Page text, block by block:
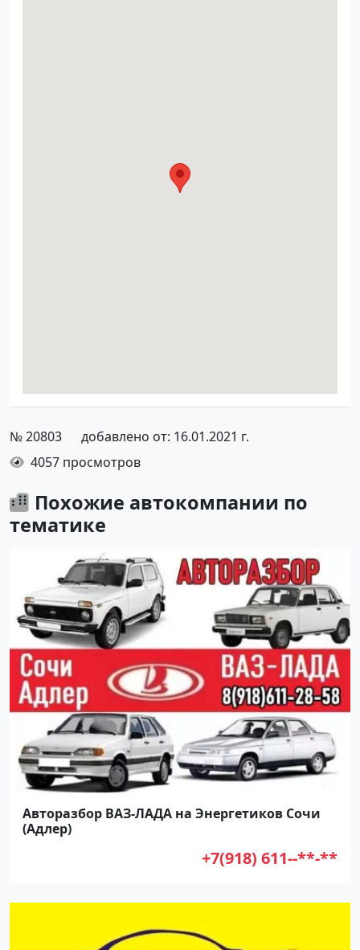
№ 20803
добавлено от: 16.01.2021 г.
4057 просмотров
Похожие автокомпании по
тематике
Авторазбор ВАЗ-ЛАДА на Энергетиков Сочи
(Адлер)
+7(918) 611--**-**